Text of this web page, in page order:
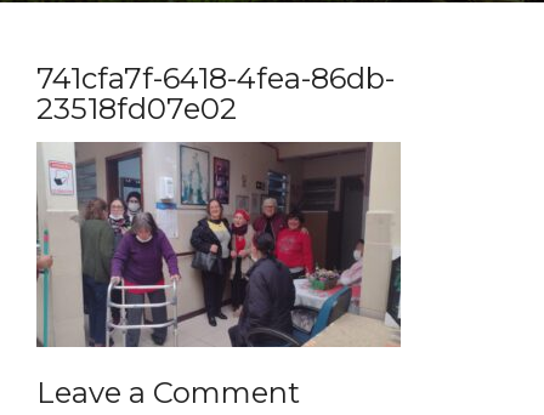
741cfa7f-6418-4fea-86db-
23518fd07e02
Leave a Comment